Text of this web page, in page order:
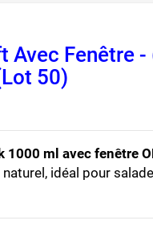
Avec Fenêtre
50)
ml avec fenêtre
idéal pour